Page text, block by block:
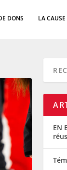
DONS LA CAUSE
EN